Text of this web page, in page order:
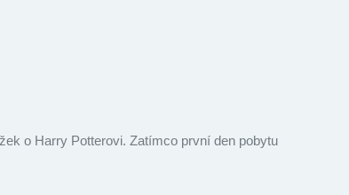
o Harry Potterovi. Zatímco první den pobytu